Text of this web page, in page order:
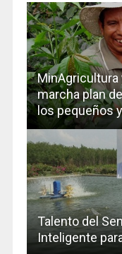
MinAgricultura
marcha plan
los pequeños
Talento del
Inteligente